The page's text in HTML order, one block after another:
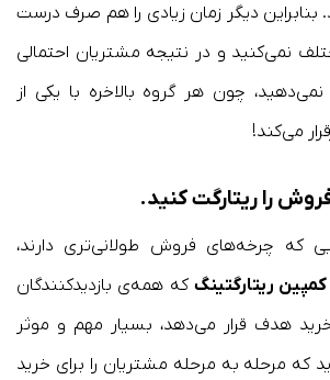
بنابراین دیگر زمان زیادی را هم صرف درست
نمی‌کنید و در نتیجه مشتریان احتمالی
چون هر گروه بالاخره با یکی از
می‌کند!
را ریتارگت کنید.
که چرخه‌های فروش طولانی‌تری دارند،
کمپین ریتارگتینگ که همه‌ی بازدیدکنندگان
هدف قرار می‌دهد، بسیار مهم و موثر
که مرحله به مرحله مشتریان را برای خرید